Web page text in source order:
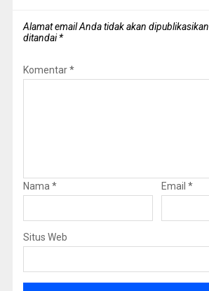
Alamat email Anda tidak akan dipublikasikan.
ditandai*
Komentar*
Nama * Email *
Situs Web